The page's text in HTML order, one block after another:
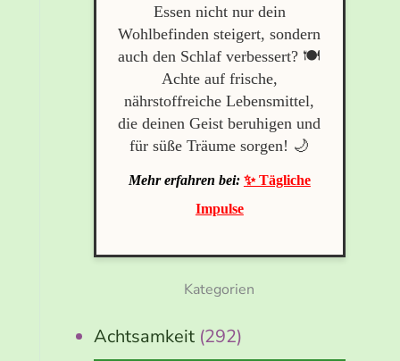
Essen nicht nur dein
Wohlbefinden steigert, sondern
auch den Schlaf verbessert? 🍽️
Achte auf frische,
nährstoffreiche Lebensmittel,
die deinen Geist beruhigen und
für süße Träume sorgen! 🌙
Mehr erfahren bei: ✨ Tägliche
Impulse
Kategorien
Achtsamkeit(292)